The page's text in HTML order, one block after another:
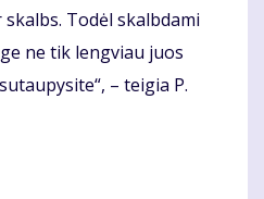
Todėl skalbdami
ne tik lengviau juos
– teigia P.